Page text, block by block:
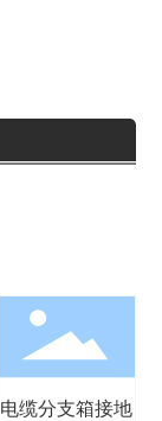
电缆分支箱接地